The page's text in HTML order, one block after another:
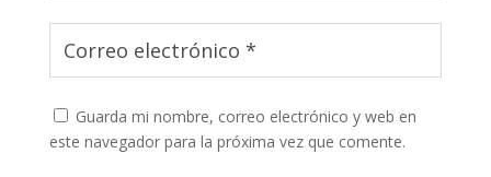
Guarda mi nombre, correo electrónico y web en
este navegador para la próxima vez que comente.